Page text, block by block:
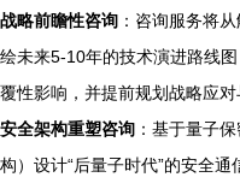
战略前瞻性咨询 ：咨询服务将
绘未来5-10年的技术演进路线
覆性影响，并提前规划战略应对
安全架构重塑咨询 ：基于量子
构）设计“后量子时代”的安全